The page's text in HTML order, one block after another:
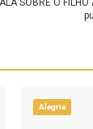
SOBRE O
Alegria